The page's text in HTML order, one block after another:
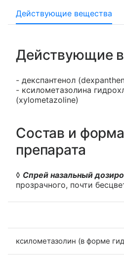
Действующие вещества
Действующие
- декспантенол
- ксилометазолина
(xylometazoline)
Состав и
препарата
◊ Спрей назальный
прозрачного, почти
ксилометазолин (в форме